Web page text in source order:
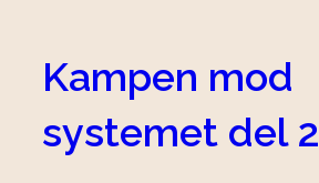
Kampen mod
systemet del 2